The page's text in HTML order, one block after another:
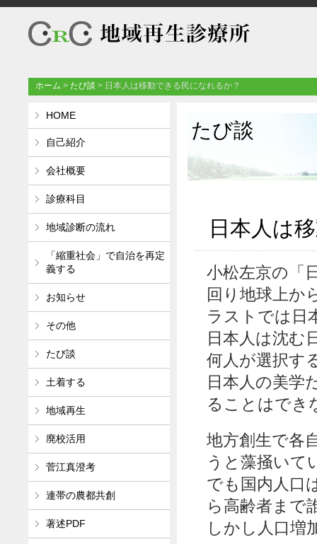
ホーム > たび談 > 日本人は移動できる民になれるか？
たび談
日本人は
小松左京の「
回り地球上か
ラストでは日
日本人は沈む
何人が選択す
日本人の美学
ることはでき
地方創生で各
うと藻掻いて
でも国内人口
ら高齢者まで
しかし人口増
HOME
自己紹介
会社概要
診療科目
地域診断の流れ
「縮重社会」で自治を再定
義する
お知らせ
その他
たび談
土着する
地域再生
廃校活用
菅江真澄考
連帯の農都共創
著述PDF